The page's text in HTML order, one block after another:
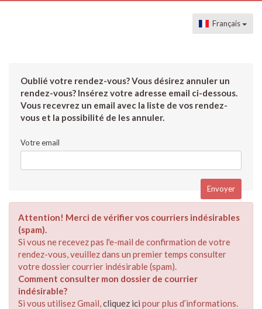
Français
Oublié votre rendez-vous? Vous désirez annuler un
rendez-vous? Insérez votre adresse email ci-dessous.
Vous recevrez un email avec la liste de vos rendez-
vous et la possibilité de les annuler.
Votre email
Attention! Merci de vérifier vos courriers indésirables
(spam).
Si vous ne recevez pas l'e-mail de confirmation de votre
rendez-vous, veuillez dans un premier temps consulter
votre dossier courrier indésirable (spam).
Comment consulter mon dossier de courrier
indésirable?
Si vous utilisez Gmail,cliquez ici pour plus d’informations.